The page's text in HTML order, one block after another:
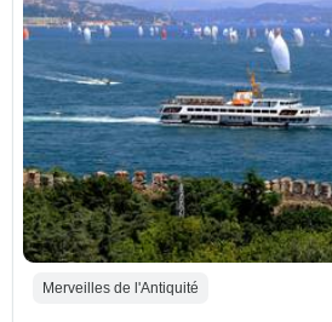
Merveilles de l'Antiquité